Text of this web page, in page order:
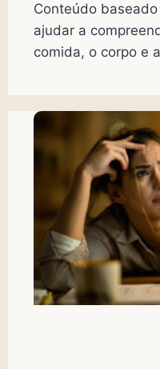
Conteúdo
ajudar a
comida, o corpo e